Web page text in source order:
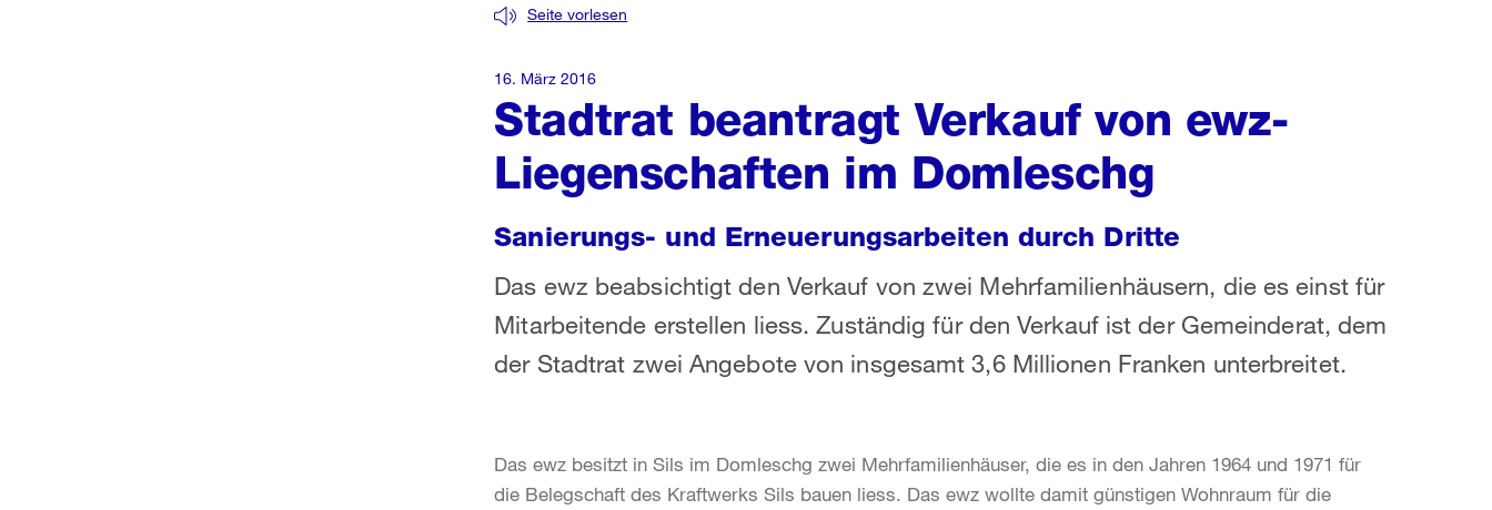
Stadtrat beantragt Verkauf von ewz-
Liegenschaften im Domleschg
Seite vorlesen
Sanierungs- und Erneuerungsarbeiten durch Dritte
Das ewz beabsichtigt den Verkauf von zwei Mehrfamilienhäusern, die es einst für
Mitarbeitende erstellen liess. Zuständig für den Verkauf ist der Gemeinderat, dem
der Stadtrat zwei Angebote von insgesamt 3,6 Millionen Franken unterbreitet.
16. März 2016
Das ewz besitzt in Sils im Domleschg zwei Mehrfamilienhäuser, die es in den Jahren 1964 und 1971 für
die Belegschaft des Kraftwerks Sils bauen liess. Das ewz wollte damit günstigen Wohnraum für die